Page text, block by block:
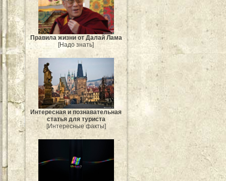
Правила жизни от Далай Лама
[Надо знать]
Интересная и познавательная
статья для туриста
[Интересные факты]